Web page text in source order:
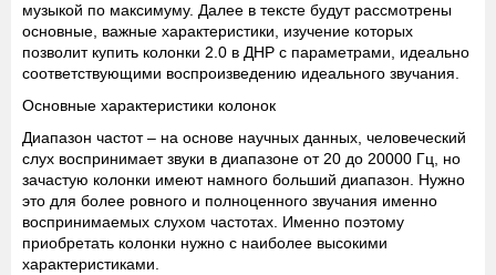
музыкой по максимуму. Далее в тексте будут рассмотрены
основные, важные характеристики, изучение которых
позволит купить колонки 2.0 в ДНР с параметрами, идеально
соответствующими воспроизведению идеального звучания.
Основные характеристики колонок
Диапазон частот– на основе научных данных, человеческий
слух воспринимает звуки в диапазоне от 20 до 20000 Гц, но
зачастую колонки имеют намного больший диапазон. Нужно
это для более ровного и полноценного звучания именно
воспринимаемых слухом частотах. Именно поэтому
приобретать колонки нужно с наиболее высокими
характеристиками.